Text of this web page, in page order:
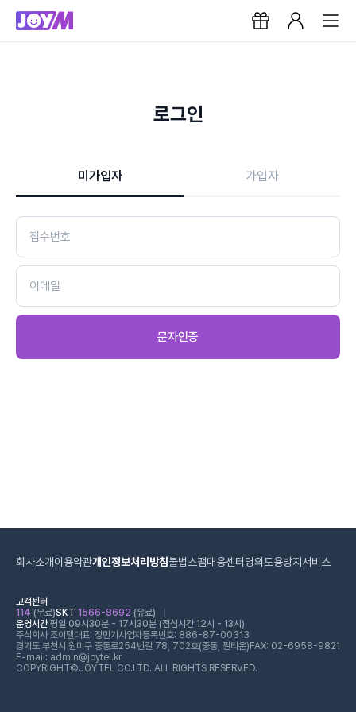
로그인
미가입자 가입자
문자인증
회사소개이용약관개인정보처리방침불법스팸대응센터 명의도용방지서비스
고객센터
114 (무료)SKT 1566-8692 (유료)
운영시간평일 09시30분 - 17시30분 (점심시간 12시 - 13시)
주식회사 조이텔대표: 정민기 사업자등록번호: 886-87-00313
경기도 부천시 원미구 중동로254번길 78, 702호(중동, 필타운) FAX: 02-6958-9821
E-mail: admin@joytel.kr
COPYRIGHT©JOYTEL CO.LTD. ALL RIGHTS RESERVED.